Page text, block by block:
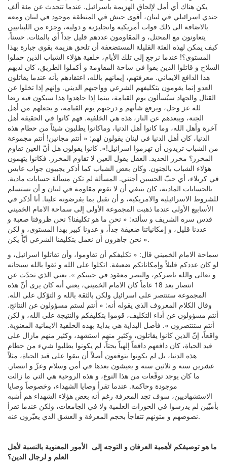
يكن هناك أي أمل لإلحاق الهزيمة باسرائيل. عندما تتحدث عن مئة ألف
جندي اسرائيلي في لبنان، أقوى جيش في المنطقة موجود في لبنان ومعه
بالاضافة الى ذلك قوات أمريكية وانجليزية و دولية، وجزء من اللبنانيين
يتعاونون مع المحتل، و المقاومون عددهم قليل جداً أي بالمئات. حسناً،
كيف يمكن لهذه الفئة القليلة المستضعفة أن تلحق هزيمة بقوى جبارة بهذا
المستوى؟! عندما نرجع إلى تلك الأيام، خلفية هؤلاء الشباب الذين حملوا
السلاح و قاتلوا الذين بقوا في ساحة المقاومة و أكملوا الطريق، كان لديهم
هذا الدافع الايماني. معرفتهم، إيمانهم بالله، اعتقادهم بأنه عندما يقاتلون
العدو إنما يقومون بتكليفهم الشرعي وواجبهم الديني. وإنهم إذا تخلوا عن
القتال والجهاد سيُسألون يوم القيامة، بينما إذا جاهدوا هذا سيكون فيه رضا
لله عز وجل، ويرفع شأنهم و درجتهم يوم القيامة، و يجعلهم من أهل
الجنة، ويبعدهم عن النار، هذه هي الخلفية. فهم كانوا في الحقيقة أهل
آخرة وأهل الله، وما كانوا أهل الدنيا، وماكانوا يطلبون شيئاً من حطام هذه
الدنيا، كان أهل الدنيا في لبنان يقولون لهم: « أنتم مجانين! أنتم مجموعة
من الشباب تريدون أن تهزموا اسرائيل!». كانوا يقولون هل أنّ العين تقاوم
المخرز؟ مخرز الحديد. العقل يقول العين لا تقاوم المخرز. فكانوا يتهمون
هؤلاء الشباب بالجنون. وكان بعض الشباب كما أذكر يجيبون جواب عابس
في كربلاء، أي حبّ الحسين أجنني. المسألة لم تكن مسألة حسابات مادية.
بالحسابات المادية، كان ينبغي أن لا تقوم مقاومة في لبنان و أن نستسلم
للشروط الاسرائيلية والامريكية، و أن نقبل بما يفرضونه علينا. أنا أذكر في
الأسابيع الأولى عندما ذهبت المجموعة الأولى إلى سماحة الامام الخميني
قدس سره الشريف و سألته: « نحن ما هو تكليفنا؟ نحن ظروفنا صعبة و
عددنا قليل، و إمكانياتنا ضعيفة جداً، و عدونا كبير بهذا المستوى، و لكن
نحن جاهزون أن نعمل بتكليفنا الشرعي أيّاّ يكن ».
سماحة الامام الخميني قال: « تكليفكم أن تقاوموا، وأن تقاتلوا اسرائيل، و
لو كان عددكم قليلاً وإمكاناتكم ضعيفة. اتكلوا على الله و ثقوا بالله سبحانه
و تعالى والله ناصركم، والنصر معقود في جبينكم ». يعني الذي تحدّث عن
انتصار بعد 18 عاماً كان الامام الخميني، يعني أنه كان يرى أنّ هذه
المجموعة ستنتصر على اسرائيل ولكن بالثقة بالله و التوّكل على الله.
وقال الكلام المعروف الذي يقوله أنه: « أنتم لستم مسؤولون عن النتائج.
أنتم مسؤولون عن أداء التكليف، قوموا بتكليفكم والنتيجة على الله، و لكن
أنتم ستنتصرون ». فأصل البداية هي بداية بهذه الخلفية الايمانية المعنوية.
واقعاً، إنّ الذين كانوا يقاتلون، وكثير منهم استشهد، وكثير منهم مازال على
قيد الحياة، كان دافعهم دافعاً إلهياً بحتاً، لم يكونوا يطلبوا شيء من حطام
هذه الدنيا، بل لم يكونوا يتوقعون أصلاً أن يبقوا على قيد الحياة، مثلاً
عشرين سنة و ثلاثين سنة و يعيشون بعدها في أمن وسلام وعزّ و انتصار.
ما كان يوجد توقّعات من هذا النوع، و هذه الروحية هي التي ما زالت
موجودة وحاكمة. عندما تقرأ وصايا الشهداء، وخصوصاّ وصايا
الاستشهاديين، سوف تجد المعرفة رغم أنه بعض هؤلاء الشهداء هم أشبه
بأميّين لم يدرسوا في الحوزات العلمية ولا في الجامعات، ولكن عندما تقرأ
نصوصهم و متونهم تتفاجأ بحجم المعرفة و العشق الذي يعبّرون عنه.
ما هو توصيفكم لأهمية العرفان و التوجه إلى الأمور المعنوية بالنسبة لأهل
العلم و لرجال الدين؟